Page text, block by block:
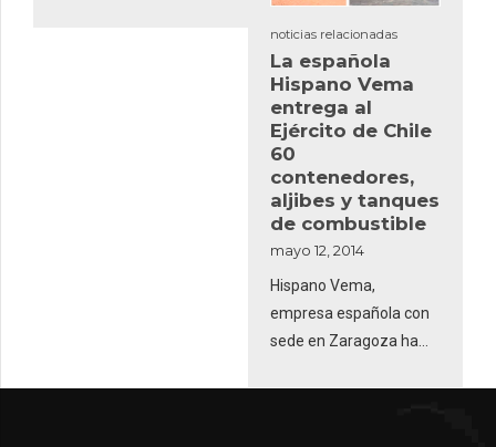
noticias relacionadas
La española
Hispano Vema
entrega al
Ejército de Chile
60
contenedores,
aljibes y tanques
de combustible
mayo 12, 2014
Hispano Vema,
empresa española con
sede en Zaragoza ha